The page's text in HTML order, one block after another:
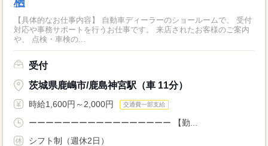
【具体的なお仕事内容】 自動車ディーラーのショールームで、 受付
対応や事務サポートを行うお仕事です。 来店されたお客様のご案内
や、 点検・車検の...
受付
茨城県鹿嶋市/鹿島神宮駅（車 11分）
時給1,600円～2,000円 交通費一部支給
ーーーーーーーーーーーーーーーーー 【勤...
シフト制（週休2日）